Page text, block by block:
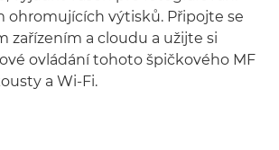
ohromujících výtisků. Připojte se
zařízením a cloudu a užijte si
ovládání tohoto špičkového MF
a Wi-Fi.